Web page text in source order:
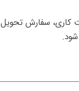
کاری، سفارش تحویل